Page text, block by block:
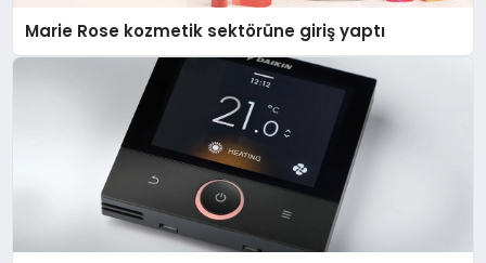
Marie Rose kozmetik sektörüne giriş yaptı